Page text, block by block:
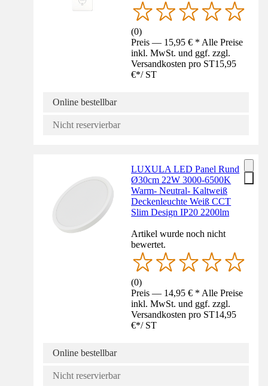
(0)
Preis — 15,95 € * Alle Preise
inkl. MwSt. und ggf. zzgl.
Versandkosten pro ST15,95
€*/ ST
Online bestellbar
Nicht reservierbar
LUXULA LED Panel Rund
Ø30cm 22W 3000-6500K
Warm- Neutral- Kaltweiß
Deckenleuchte Weiß CCT
Slim Design IP20 2200lm
Artikel wurde noch nicht
bewertet.
(0)
Preis — 14,95 € * Alle Preise
inkl. MwSt. und ggf. zzgl.
Versandkosten pro ST14,95
€*/ ST
Online bestellbar
Nicht reservierbar